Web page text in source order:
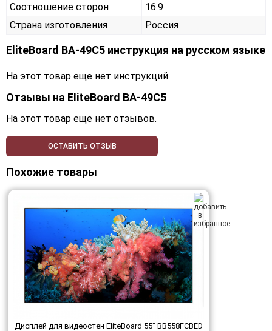
Соотношение сторон
16:9
Страна изготовления
Россия
EliteBoard BA-49C5 инструкция на русском языке
На этот товар еще нет инструкций
Отзывы на EliteBoard BA-49C5
На этот товар еще нет отзывов.
ОСТАВИТЬ ОТЗЫВ
Похожие товары
Дисплей для видеостен EliteBoard 55" BB558FCBED